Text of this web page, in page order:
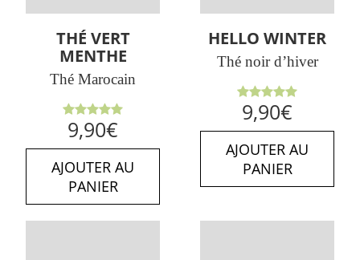
THÉ VERT
MENTHE
Thé Marocain
Note5.00
sur 5
9,90€
AJOUTER AU
PANIER
HELLO WINTER
Thé noir d’hiver
Note5.00
sur 5
9,90€
AJOUTER AU
PANIER